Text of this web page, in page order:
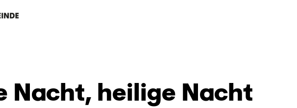
Nacht, heilige Nacht